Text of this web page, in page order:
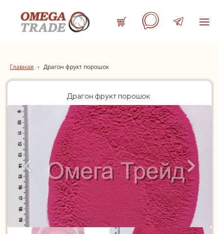
Главная › Драгон фрукт порошок
Драгон фрукт порошок